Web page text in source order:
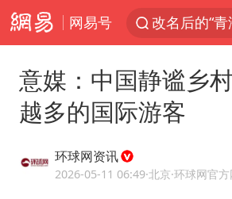
网易号
改名后的“
段绚竞因公
意媒：中国静谧乡
越多的国际游客
环球网资讯
2026-05-11 06:49·北京·环球网官